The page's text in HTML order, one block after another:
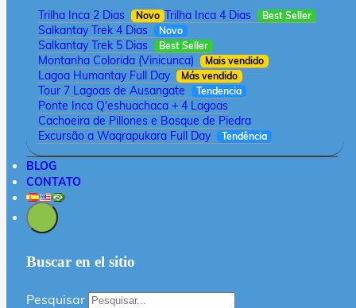
Trilha Inca 2 Dias
Novo Trilha Inca 4 Dias Best Seller
Salkantay Trek 4 Dias Novo
Salkantay Trek 5 Dias Best Seller
Montanha Colorida (Vinicunca) Mais vendido
Lagoa Humantay Full Day Más vendido
Tour 7 Lagoas de Ausangate Tendencia
Ponte Inca Q'eshuachaca + 4 Lagoas
Cachoeira de Pillones e Bosque de Piedra
Excursão a Waqrapukara Full Day
Tendência
BLOG
CONTATO
Buscar en el sitio
Pesquisar